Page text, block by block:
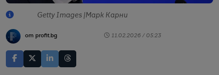
Getty Images |Марк Карни
от profit.bg 11.02.2026 / 05:23